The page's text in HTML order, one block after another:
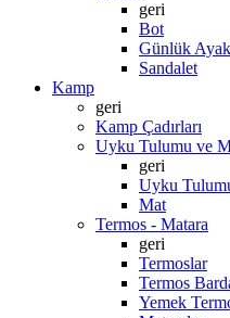
geri
Bot
Günlük
Sandalet
Kamp
geri
Kamp Çadırları
Uyku Tulumu ve
geri
Uyku
Mat
Termos - Matara
geri
Termoslar
Termos
Yemek